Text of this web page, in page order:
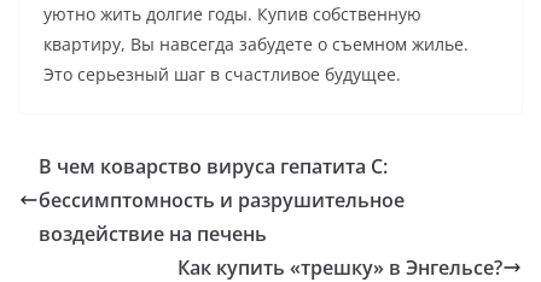
уютно жить долгие годы. Купив собственную
квартиру, Вы навсегда забудете о съемном жилье.
Это серьезный шаг в счастливое будущее.
В чем коварство вируса гепатита С:
бессимптомность и разрушительное
воздействие на печень
Как купить «трешку» в Энгельсе?